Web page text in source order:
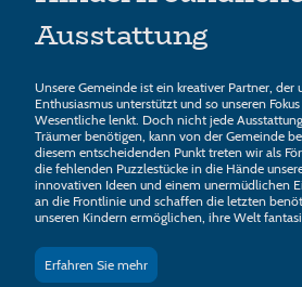
Ausstattung
Unsere Gemeinde ist ein kreativer Partner, der
Enthusiasmus unterstützt und so unseren
Wesentliche lenkt. Doch nicht jede
Träumer benötigen, kann von der Gemeinde
diesem entscheidenden Punkt treten wir als
die fehlenden Puzzlestücke in die Hände
innovativen Ideen und einem unermüdlichen
an die Frontlinie und schaffen die letzten
unseren Kindern ermöglichen, ihre Welt
Erfahren Sie mehr